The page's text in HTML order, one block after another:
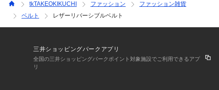
知をお知らせいたします。
▼ブランドのお気に入り登録
ができます。
tkTAKEOKIKUCHI ファッション
ファッション雑貨
ベルト
レザーリバーシブルベルト
三井ショッピングパークアプリ
全国の三井ショッピングパークポイント対象施設でご利用できるアプ
リ